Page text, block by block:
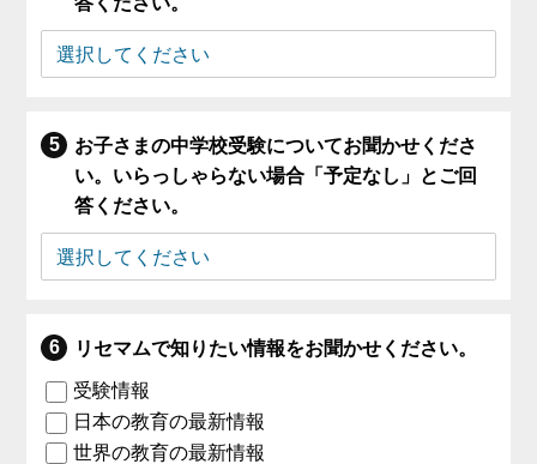
お子さまの中学校受験についてお聞かせくださ
い。いらっしゃらない場合「予定なし」とご回
答ください。
リセマムで知りたい情報をお聞かせください。
受験情報
日本の教育の最新情報
世界の教育の最新情報